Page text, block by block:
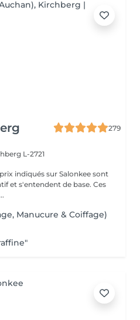
279
L-2721
indiqués sur Salonkee sont
et s'entendent de base. Ces
Manucure & Coiffage)